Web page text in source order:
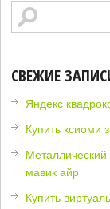
СВЕЖИЕ
Яндекс
Купить ксиоми
Металлический
мавик айр
Купить